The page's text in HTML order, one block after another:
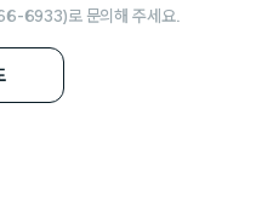
6933)로 문의해 주세요.